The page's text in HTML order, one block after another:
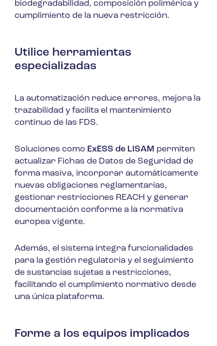
biodegradabilidad, composición polimérica y
cumplimiento de la nueva restricción.
Utilice herramientas
especializadas
La automatización reduce errores, mejora la
trazabilidad y facilita el mantenimiento
continuo de las FDS.
Soluciones como ExESS de LISAM permiten
actualizar Fichas de Datos de Seguridad de
forma masiva, incorporar automáticamente
nuevas obligaciones reglamentarias,
gestionar restricciones REACH y generar
documentación conforme a la normativa
europea vigente.
Además, el sistema integra funcionalidades
para la gestión regulatoria y el seguimiento
de sustancias sujetas a restricciones,
facilitando el cumplimiento normativo desde
una única plataforma.
Forme a los equipos implicados